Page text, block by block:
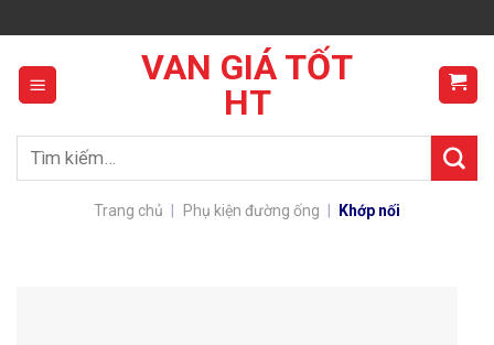
to
content
VAN GIÁ TỐT
HT
Tìm
Trang chủ Phụ kiện đường ống Khớp nối